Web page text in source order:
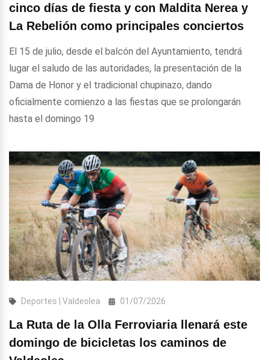
cinco días de fiesta y con Maldita Nerea y
La Rebelión como principales conciertos
El 15 de julio, desde el balcón del Ayuntamiento, tendrá
lugar el saludo de las autoridades, la presentación de la
Dama de Honor y el tradicional chupinazo, dando
oficialmente comienzo a las fiestas que se prolongarán
hasta el domingo 19
Deportes | Valdeolea 01/07/2026
La Ruta de la Olla Ferroviaria llenará este
domingo de bicicletas los caminos de